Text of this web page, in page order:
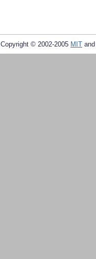
Copyright © 2002-2005 MIT